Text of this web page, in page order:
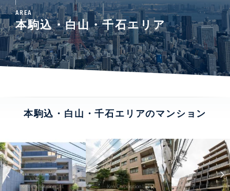
AREA
本駒込・白山・千石エリア
本駒込・白山・千石エリアのマンション